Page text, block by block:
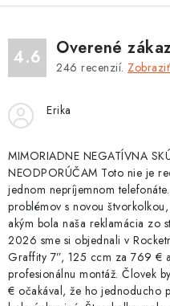
4.6 Overené
246 recenzií.
Erika
MIMORIADNE NEGATÍVNA
NEODPORÚČAM Toto nie je
jednom nepríjemnom
problémov s novou
akým bola naša reklamácia zo
2026 sme si objednali v
Graffity 7”, 125 ccm za 769 €
profesionálnu montáž. Človek
€ očakával, že ho jednoducho